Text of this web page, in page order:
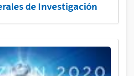
de Investigación